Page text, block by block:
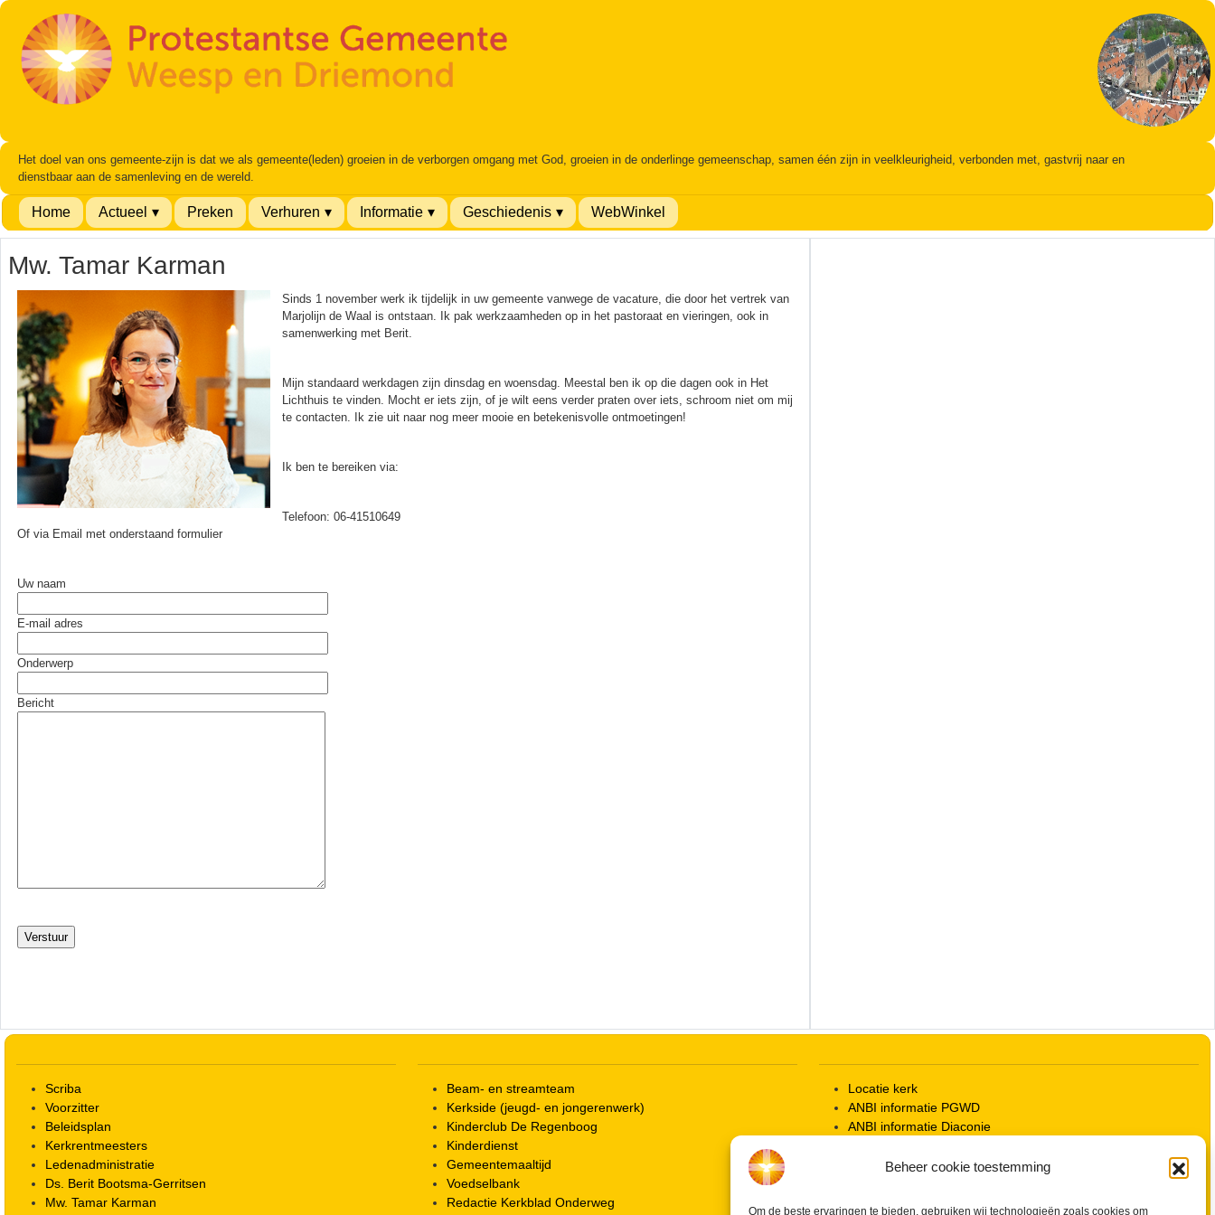
Beheer cookie toestemming
Om de beste ervaringen te bieden, gebruiken wij technologieën zoals cookies om
Het doel van ons gemeente-zijn is dat we als gemeente(leden) groeien in de verborgen omgang met God, groeien in de onderlinge gemeenschap, samen één zijn in veelkleurigheid, verbonden met, gastvrij naar en
dienstbaar aan de samenleving en de wereld.
Home Actueel Preken Verhuren Informatie Geschiedenis WebWinkel
Mw. Tamar Karman
Sinds 1 november werk ik tijdelijk in uw gemeente vanwege de vacature, die door het vertrek van
Marjolijn de Waal is ontstaan. Ik pak werkzaamheden op in het pastoraat en vieringen, ook in
samenwerking met Berit.
Mijn standaard werkdagen zijn dinsdag en woensdag. Meestal ben ik op die dagen ook in Het
Lichthuis te vinden. Mocht er iets zijn, of je wilt eens verder praten over iets, schroom niet om mij
te contacten. Ik zie uit naar nog meer mooie en betekenisvolle ontmoetingen!
Ik ben te bereiken via:
Telefoon: 06-41510649
Of via Email met onderstaand formulier
Uw naam
E-mail adres
Onderwerp
Bericht
Scriba
Voorzitter
Beleidsplan
Kerkrentmeesters
Ledenadministratie
Ds. Berit Bootsma-Gerritsen
Mw. Tamar Karman
Beam- en streamteam
Kerkside (jeugd- en jongerenwerk)
Kinderclub De Regenboog
Kinderdienst
Gemeentemaaltijd
Voedselbank
Redactie Kerkblad Onderweg
Locatie kerk
ANBI informatie PGWD
ANBI informatie Diaconie
Info Kerkelijke gebouwen / koster